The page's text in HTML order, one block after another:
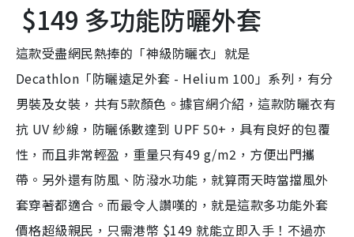
$149 多功能防曬外套
這款受盡網民熱捧的「神級防曬衣」就是
Decathlon「防曬遠足外套 - Helium 100」系列，有分
男裝及女裝，共有5款顏色。據官網介紹，這款防曬衣有
抗 UV 紗線，防曬係數達到 UPF 50+，具有良好的包覆
性，而且非常輕盈，重量只有49 g/m2，方便出門攜
帶。另外還有防風、防潑水功能，就算雨天時當擋風外
套穿著都適合。而最令人讚嘆的，就是這款多功能外套
價格超級親民，只需港幣 $149 就能立即入手！不過亦